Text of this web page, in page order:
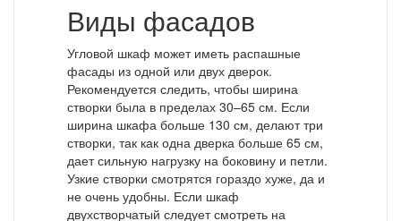
Виды фасадов
Угловой шкаф может иметь распашные
фасады из одной или двух дверок.
Рекомендуется следить, чтобы ширина
створки была в пределах 30–65 см. Если
ширина шкафа больше 130 см, делают три
створки, так как одна дверка больше 65 см,
дает сильную нагрузку на боковину и петли.
Узкие створки смотрятся гораздо хуже, да и
не очень удобны. Если шкаф
двухстворчатый следует смотреть на